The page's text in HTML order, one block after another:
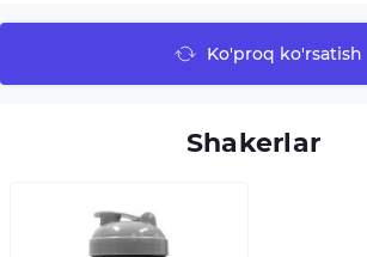
Ko'proq ko'rsatish
Shakerlar